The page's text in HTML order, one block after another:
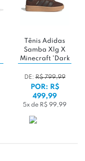
Tênis Adidas
Samba Xlg X
Minecraft 'Dark
White / Gum'
DE:R$ 799,99
POR: R$
499,99
5x de R$ 99,99